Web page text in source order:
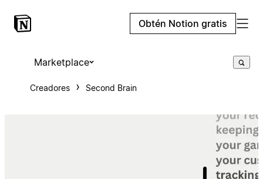
Obtén Notion gratis
Marketplace
Creadores Second Brain